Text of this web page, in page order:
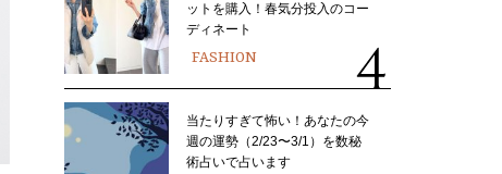
ットを購入！春気分投入のコー
ディネート
FASHION
当たりすぎて怖い！あなたの今
週の運勢（2/23〜3/1）を数秘
術占いで占います